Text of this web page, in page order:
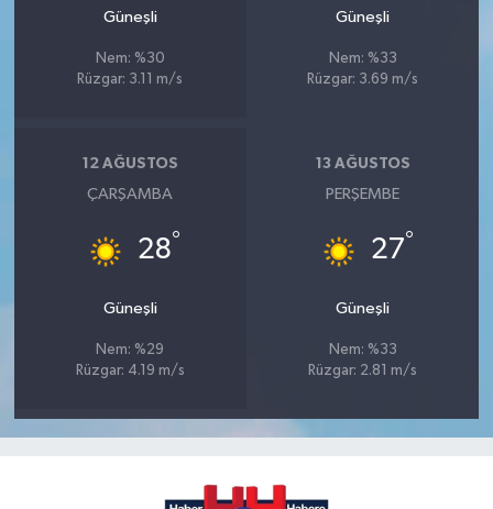
Güneşli
Nem: %30
Rüzgar: 3.11 m/s
Güneşli
Nem: %33
Rüzgar: 3.69 m/s
12 AĞUSTOS
ÇARŞAMBA
28°
Güneşli
Nem: %29
Rüzgar: 4.19 m/s
13 AĞUSTOS
PERŞEMBE
27°
Güneşli
Nem: %33
Rüzgar: 2.81 m/s